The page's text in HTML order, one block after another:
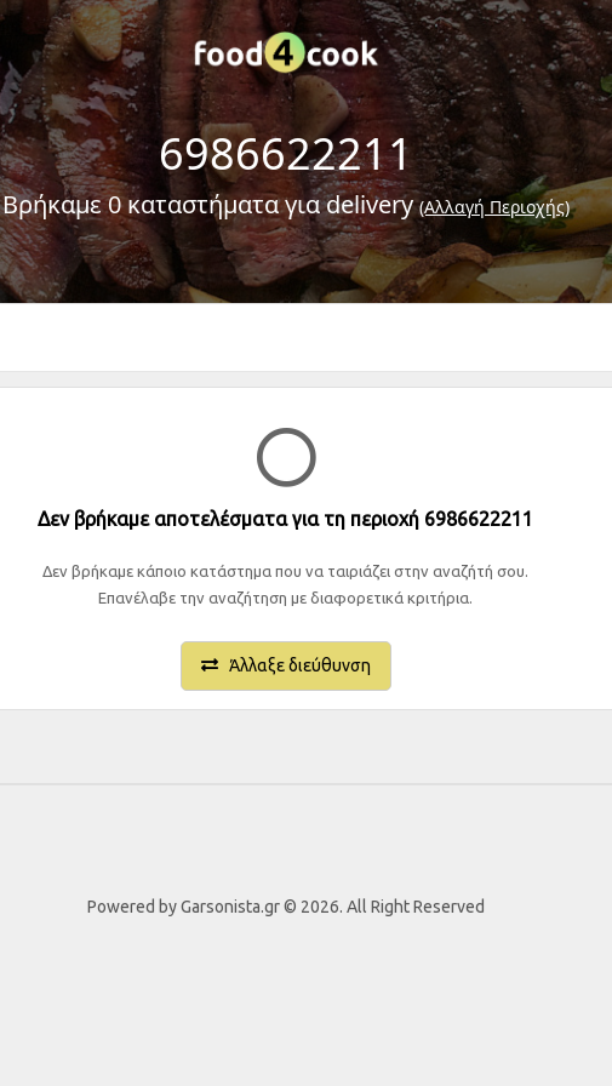
6986622211
Βρήκαμε 0 καταστήματα για delivery(Αλλαγή Περιοχής)
Δεν βρήκαμε αποτελέσματα για τη περιοχή 6986622211
Δεν βρήκαμε κάποιο κατάστημα που να ταιριάζει στην αναζήτή σου.
Επανέλαβε την αναζήτηση με διαφορετικά κριτήρια.
Άλλαξε διεύθυνση
Powered by Garsonista.gr © 2026. All Right Reserved